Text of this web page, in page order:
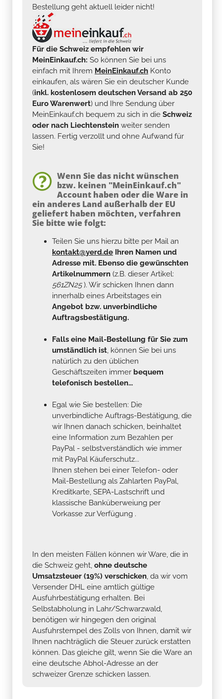
Bestellung geht aktuell leider nicht!
Für die Schweiz empfehlen wir
MeinEinkauf.ch: So können Sie bei uns
einfach mit Ihrem MeinEinkauf.ch Konto
einkaufen, als wären Sie ein deutscher Kunde
(inkl. kostenlosem deutschen Versand ab 250
Euro Warenwert) und Ihre Sendung über
MeinEinkauf.ch bequem zu sich in die Schweiz
oder nach Liechtenstein weiter senden
lassen. Fertig verzollt und ohne Aufwand für
Sie!
Wenn Sie das nicht wünschen
bzw. keinen "MeinEinkauf.ch"
Account haben oder die Ware in
ein anderes Land außerhalb der EU
geliefert haben möchten, verfahren
Sie bitte wie folgt:
Teilen Sie uns hierzu bitte per Mail an
kontakt@yerd.de Ihren Namen und
Adresse mit. Ebenso die gewünschten
Artikelnummern (z.B. dieser Artikel:
561ZN25). Wir schicken Ihnen dann
innerhalb eines Arbeitstages ein
Angebot bzw. unverbindliche
Auftragsbestätigung.
Falls eine Mail-Bestellung für Sie zum
umständlich ist, können Sie bei uns
natürlich zu den üblichen
Geschäftszeiten immer bequem
telefonisch bestellen...
Egal wie Sie bestellen: Die
unverbindliche Auftrags-Bestätigung, die
wir Ihnen danach schicken, beinhaltet
eine Information zum Bezahlen per
PayPal - selbstverständlich wie immer
mit PayPal Käuferschutz...
Ihnen stehen bei einer Telefon- oder
Mail-Bestellung als Zahlarten PayPal,
Kreditkarte, SEPA-Lastschrift und
klassische Banküberweiung per
Vorkasse zur Verfügung .
In den meisten Fällen können wir Ware, die in
die Schweiz geht, ohne deutsche
Umsatzsteuer (19%) verschicken, da wir vom
Versender DHL eine amtlich gültige
Ausfuhrbestätigung erhalten. Bei
Selbstabholung in Lahr/Schwarzwald,
benötigen wir hingegen den original
Ausfuhrstempel des Zolls von Ihnen, damit wir
Ihnen nachträglich die Steuer zurück erstatten
können. Das gleiche gilt, wenn Sie die Ware an
eine deutsche Abhol-Adresse an der
schweizer Grenze schicken lassen.